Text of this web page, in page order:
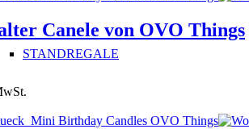
STANDREGALE
Canele von OVO Things